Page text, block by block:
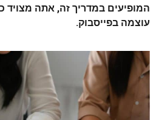
המופיעים במדריך זה, אתה מצויד
עוצמה בפייסבוק.